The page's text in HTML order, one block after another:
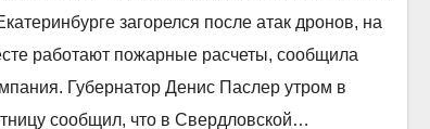
загорелся после атак дронов, на
работают пожарные расчеты, сообщила
Губернатор Денис Паслер утром в
сообщил, что в Свердловской…